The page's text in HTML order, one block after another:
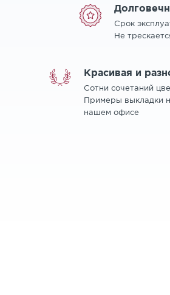
Срок
Не
Красивая и
Сотни сочетаний
Примеры выкладки
нашем офисе